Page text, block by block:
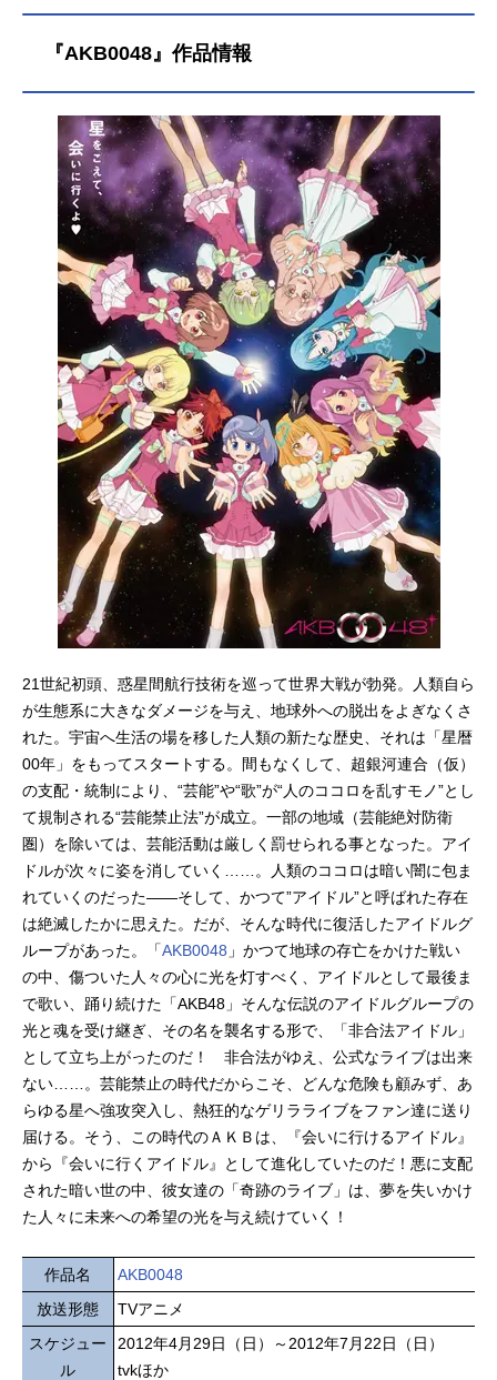
『AKB0048』作品情報
21世紀初頭、惑星間航行技術を巡って世界大戦が勃発。人類自ら
が生態系に大きなダメージを与え、地球外への脱出をよぎなくさ
れた。宇宙へ生活の場を移した人類の新たな歴史、それは「星暦
00年」をもってスタートする。間もなくして、超銀河連合（仮）
の支配・統制により、“芸能”や“歌”が“人のココロを乱すモノ”とし
て規制される“芸能禁止法”が成立。一部の地域（芸能絶対防衛
圏）を除いては、芸能活動は厳しく罰せられる事となった。アイ
ドルが次々に姿を消していく……。人類のココロは暗い闇に包ま
れていくのだった――そして、かつて”アイドル”と呼ばれた存在
は絶滅したかに思えた。だが、そんな時代に復活したアイドルグ
ループがあった。「AKB0048 」かつて地球の存亡をかけた戦い
の中、傷ついた人々の心に光を灯すべく、アイドルとして最後ま
で歌い、踊り続けた「AKB48」そんな伝説のアイドルグループの
光と魂を受け継ぎ、その名を襲名する形で、「非合法アイドル」
として立ち上がったのだ！ 非合法がゆえ、公式なライブは出来
ない……。芸能禁止の時代だからこそ、どんな危険も顧みず、あ
らゆる星へ強攻突入し、熱狂的なゲリラライブをファン達に送り
届ける。そう、この時代のＡＫＢは、『会いに行けるアイドル』
から『会いに行くアイドル』として進化していたのだ！悪に支配
された暗い世の中、彼女達の「奇跡のライブ」は、夢を失いかけ
た人々に未来への希望の光を与え続けていく！
作品名
AKB0048
放送形態
TVアニメ
スケジュー
ル
2012年4月29日（日）～2012年7月22日（日）
tvkほか